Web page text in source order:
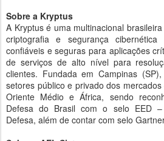
Sobre a Kryptus
A Kryptus é uma multinacional
criptografia e segurança cibernética
confiáveis e seguras para aplicações
de serviços de alto nível para
clientes. Fundada em Campinas
setores público e privado dos
Oriente Médio e África, sendo
Defesa do Brasil com o selo EED –
Defesa, além de contar com selo